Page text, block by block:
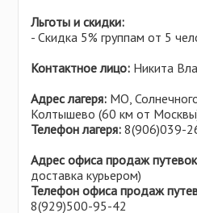
Льготы и скидки:
- Скидка 5% группам от 5
Контактное лицо: Никита
Адрес лагеря: МО,
Колтышево (60 км от
Телефон лагеря: 8(906)039-
Адрес офиса продаж
доставка курьером)
Телефон офиса продаж
8(929)500-95-42